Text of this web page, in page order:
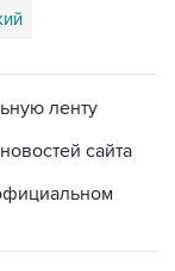
ленту
сайта